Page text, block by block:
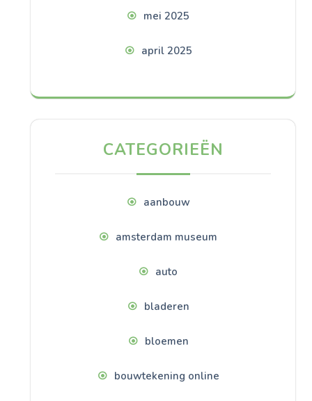
mei 2025
april 2025
CATEGORIEËN
aanbouw
amsterdam museum
auto
bladeren
bloemen
bouwtekening online